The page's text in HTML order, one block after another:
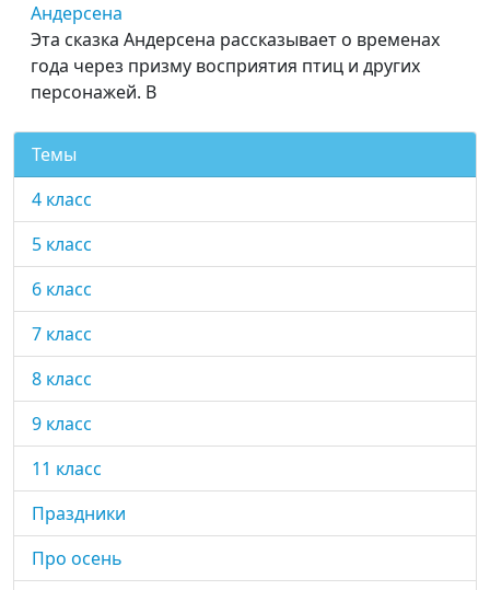
Андерсена
Эта сказка Андерсена рассказывает о временах
года через призму восприятия птиц и других
персонажей. В
Темы
4 класс
5 класс
6 класс
7 класс
8 класс
9 класс
11 класс
Праздники
Про осень